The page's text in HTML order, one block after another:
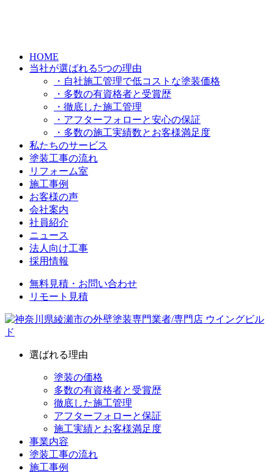
HOME
当社が選ばれる5つの理由
・自社施工管理で低コストな塗装価格
・多数の有資格者と受賞歴
・徹底した施工管理
・アフターフォローと安心の保証
・多数の施工実績数とお客様満足度
私たちのサービス
塗装工事の流れ
リフォーム室
施工事例
お客様の声
会社案内
社員紹介
ニュース
法人向け工事
採用情報
無料見積・お問い合わせ
リモート見積
選ばれる理由
塗装の価格
多数の有資格者と受賞歴
徹底した施工管理
アフターフォローと保証
施工実績とお客様満足度
事業内容
塗装工事の流れ
施工事例